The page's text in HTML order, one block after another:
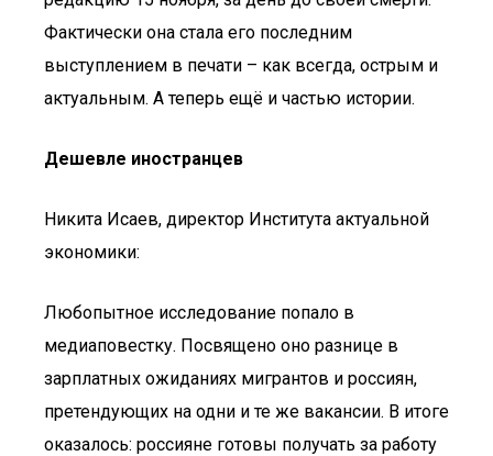
Фактически она стала его последним
выступлением в печати – как всегда, острым и
актуальным. А теперь ещё и частью истории.
Дешевле иностранцев
Никита Исаев, директор Института актуальной
экономики:
Любопытное исследование попало в
медиаповестку. Посвящено оно разнице в
зарплатных ожиданиях мигрантов и россиян,
претендующих на одни и те же вакансии. В итоге
оказалось: россияне готовы получать за работу